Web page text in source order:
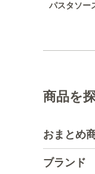
パスタソー
商品を
おまとめ
ブランド